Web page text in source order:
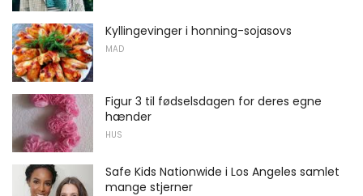
Kyllingevinger i honning-sojasovs
MAD
Figur 3 til fødselsdagen for deres egne
hænder
HUS
Safe Kids Nationwide i Los Angeles samlet
mange stjerner